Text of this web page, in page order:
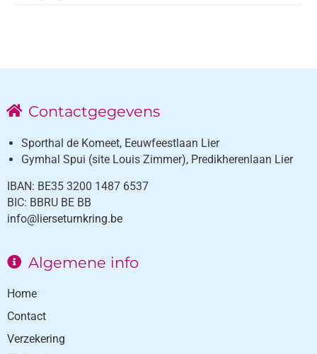
Contactgegevens
Sporthal de Komeet, Eeuwfeestlaan Lier
Gymhal Spui (site Louis Zimmer), Predikherenlaan Lier
IBAN: BE35 3200 1487 6537
BIC: BBRU BE BB
info@lierseturnkring.be
Algemene info
Home
Contact
Verzekering